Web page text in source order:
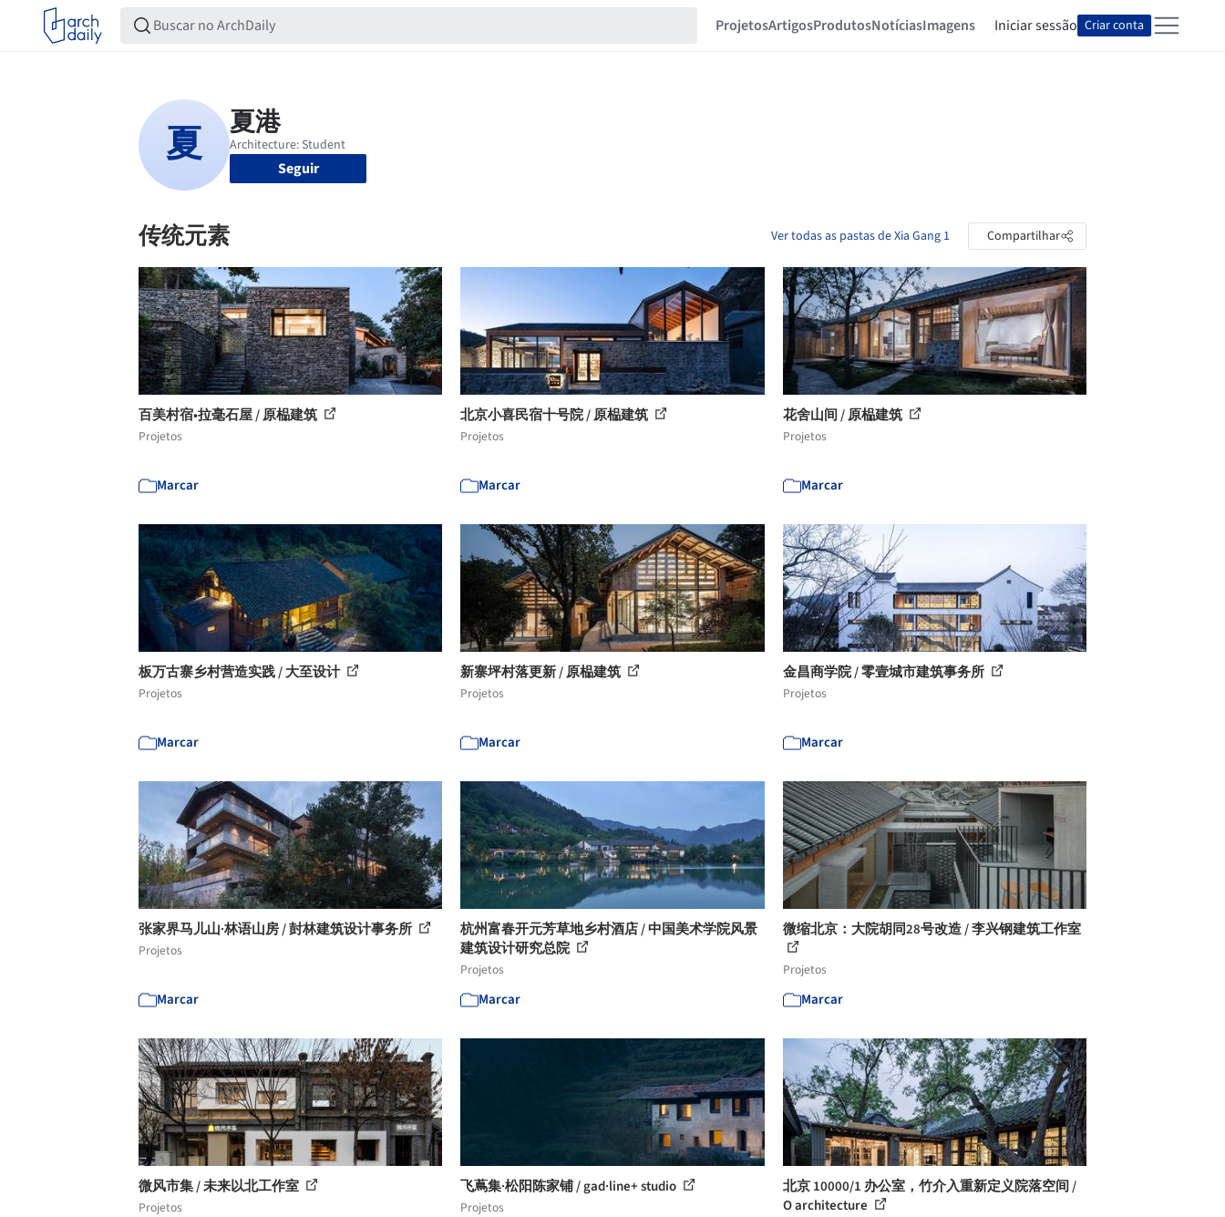
ProjetosArtigosProdutosNotíciasImagens Iniciar sessão Criar conta
Seguir
传统元素 Ver todas as pastas de Xia Gang 1 Compartilhar
百美村宿•拉毫石屋 / 原榀建筑
Projetos
Marcar
北京小喜民宿十号院 / 原榀建筑
Projetos
Marcar
花舍山间 / 原榀建筑
Projetos
Marcar
板万古寨乡村营造实践 / 大至设计
Projetos
Marcar
新寨坪村落更新 / 原榀建筑
Projetos
Marcar
金昌商学院 / 零壹城市建筑事务所
Projetos
Marcar
张家界马儿山·林语山房 / 尌林建筑设计事务所
Projetos
Marcar
杭州富春开元芳草地乡村酒店 / 中国美术学院风景
建筑设计研究总院
Projetos
Marcar
微缩北京：大院胡同28号改造 / 李兴钢建筑工作室
Projetos
Marcar
微风市集 / 未来以北工作室
Projetos
飞蔦集·松阳陈家铺 / gad·line+ studio
Projetos
北京 10000/1 办公室，竹介入重新定义院落空间 /
O architecture